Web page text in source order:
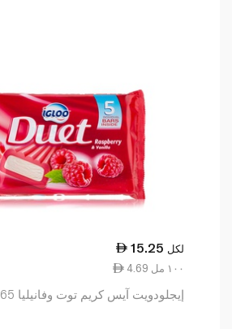
15.25 لكل
4.69 ١٠٠ مل
إيجلودويت آيس كريم توت وفانيليا 5x65 مل